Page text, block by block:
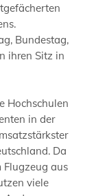
Bundestag,
ihren Sitz in
Hochschulen
in der
Da
Flugzeug aus
viele